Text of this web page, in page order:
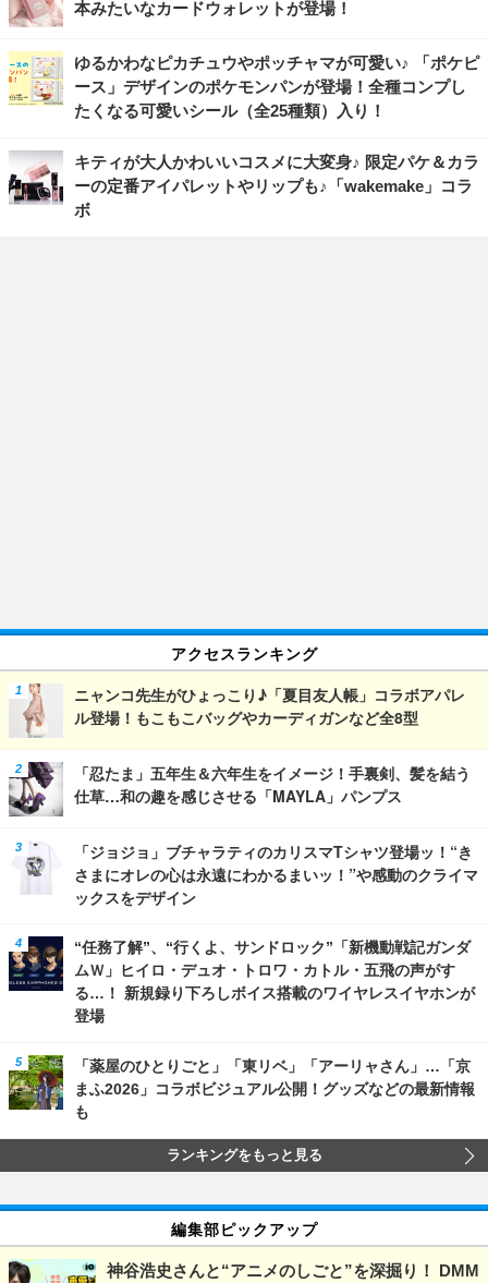
本みたいなカードウォレットが登場！
ゆるかわなピカチュウやポッチャマが可愛い♪ 「ポケピ
ース」デザインのポケモンパンが登場！全種コンプし
たくなる可愛いシール（全25種類）入り！
キティが大人かわいいコスメに大変身♪ 限定パケ＆カラ
ーの定番アイパレットやリップも♪「wakemake」コラ
ボ
アクセスランキング
ニャンコ先生がひょっこり♪「夏目友人帳」コラボアパレ
ル登場！もこもこバッグやカーディガンなど全8型
「忍たま」五年生＆六年生をイメージ！手裏剣、髪を結う
仕草…和の趣を感じさせる「MAYLA」パンプス
「ジョジョ」ブチャラティのカリスマTシャツ登場ッ！“き
さまにオレの心は永遠にわかるまいッ！”や感動のクライマ
ックスをデザイン
“任務了解”、“行くよ、サンドロック”「新機動戦記ガンダ
ムＷ」ヒイロ・デュオ・トロワ・カトル・五飛の声がす
る…！ 新規録り下ろしボイス搭載のワイヤレスイヤホンが
登場
「薬屋のひとりごと」「東リベ」「アーリャさん」…「京
まふ2026」コラボビジュアル公開！グッズなどの最新情報
も
ランキングをもっと見る
編集部ピックアップ
神谷浩史さんと“アニメのしごと”を深掘り！ DMM